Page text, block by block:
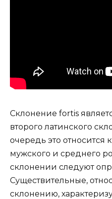
Склонение fortis
второго латинского
очередь это относится
мужского и среднего
склонении следуют
Существительные,
склонению,